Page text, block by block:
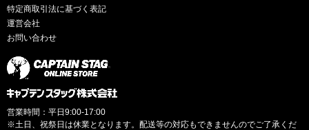
特定商取引法に基づく表記
運営会社
お問い合わせ
営業時間：平日9:00-17:00
※土日、祝祭日は休業となります。配送等の対応もできませんのでご了承くだ